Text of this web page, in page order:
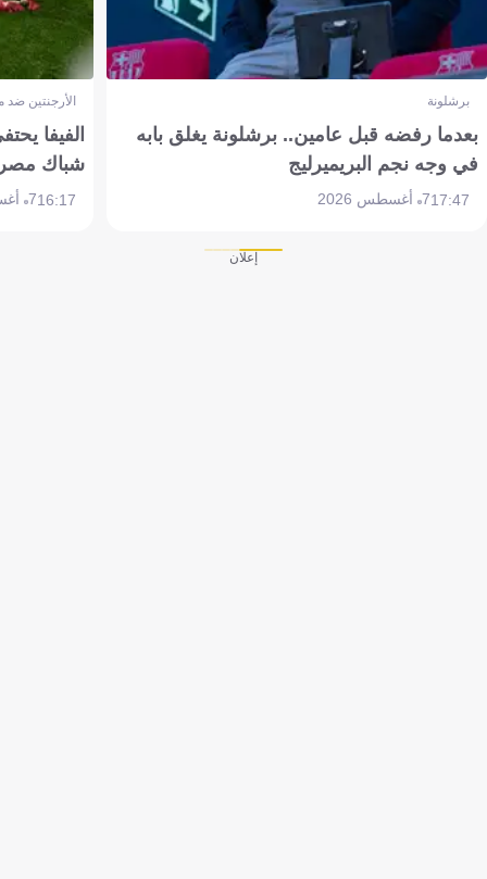
برشلونة
بعدما رفضه قبل عامين.. برشلونة يغلق بابه
في وجه نجم البريميرليج
17:477 أغسطس 2026
الأرجنتين
الفيفا
شباك
16:177 أغسطس 2026
إعلان